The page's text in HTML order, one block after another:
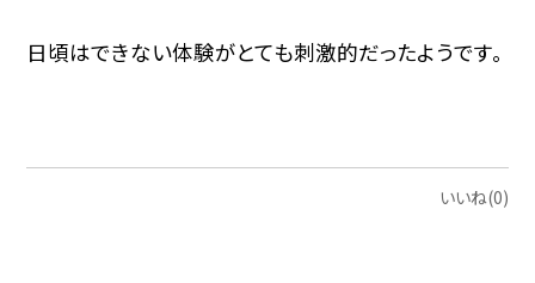
日頃はできない体験がとても刺激的だったようです。
いいね(0)